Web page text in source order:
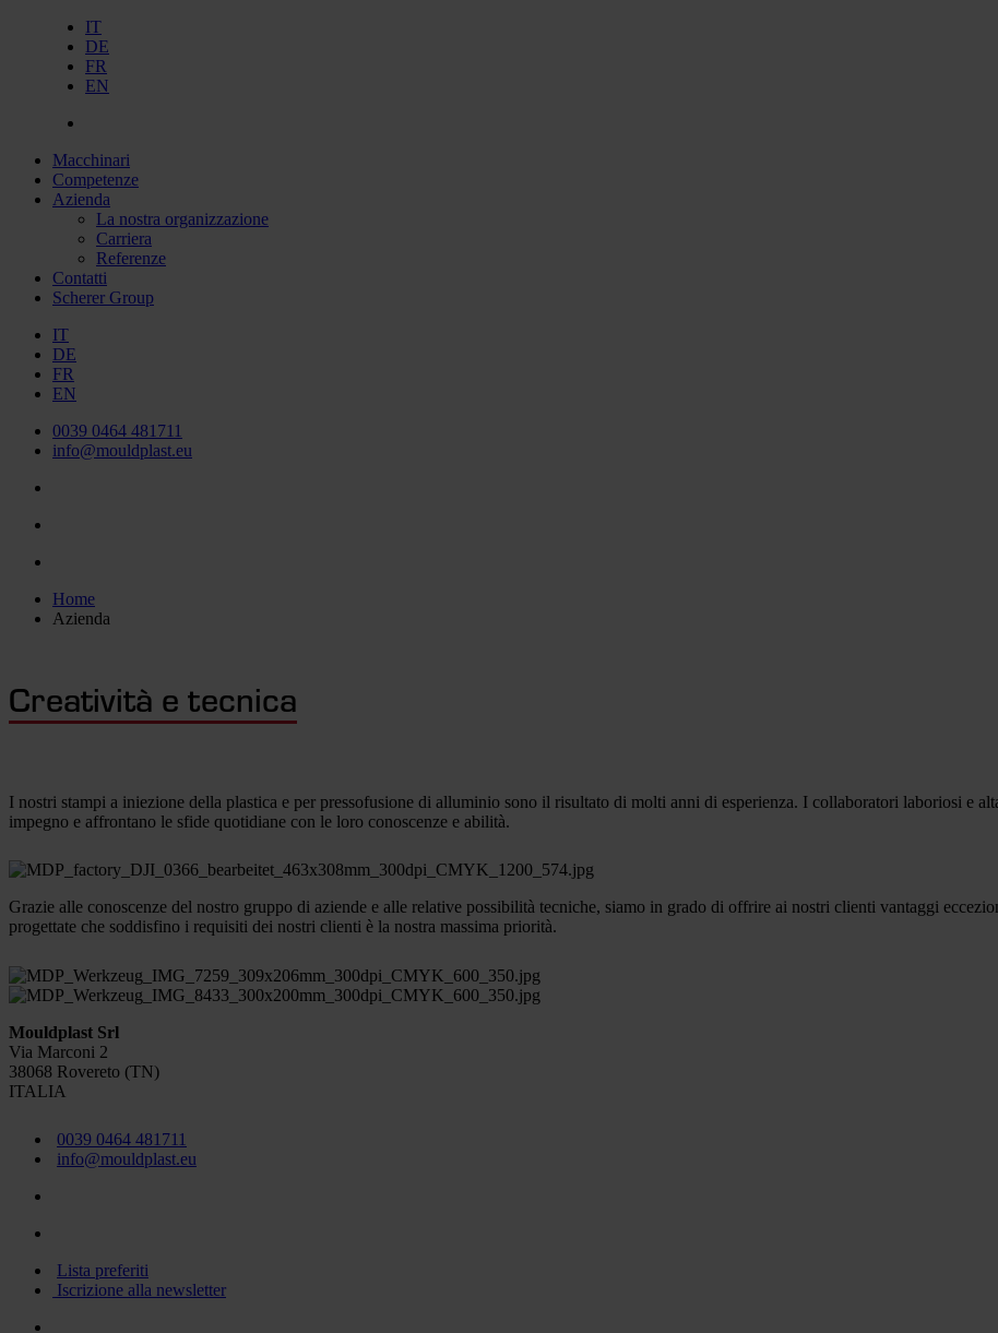
IT
DE
FR
EN
Macchinari
Competenze
Azienda
La nostra organizzazione
Carriera
Referenze
Contatti
Scherer Group
IT
DE
FR
EN
0039 0464 481711
info@mouldplast.eu
Home
Azienda
Creatività e tecnica
I nostri stampi a iniezione della plastica e per pressofusione di alluminio sono il risultato di molti anni di esperienza. I collaboratori laboriosi e
impegno e affrontano le sfide quotidiane con le loro conoscenze e abilità.
Grazie alle conoscenze del nostro gruppo di aziende e alle relative possibilità tecniche, siamo in grado di offrire ai nostri clienti vantaggi
progettate che soddisfino i requisiti dei nostri clienti è la nostra massima priorità.
Mouldplast Srl
Via Marconi 2
38068 Rovereto (TN)
ITALIA
0039 0464 481711
info@mouldplast.eu
Lista preferiti
Iscrizione alla newsletter